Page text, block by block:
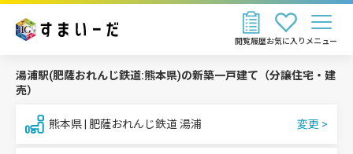
お気に入り
閲覧履歴 メニュー
湯浦駅(肥薩おれんじ鉄道:熊本県)の新築一戸建て（分譲住宅・建
売）
熊本県 | 肥薩おれんじ鉄道 湯浦